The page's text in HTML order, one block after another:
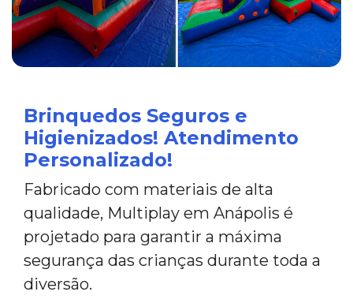
Brinquedos Seguros e
Higienizados! Atendimento
Personalizado!
Fabricado com materiais de alta
qualidade, Multiplay em Anápolis é
projetado para garantir a máxima
segurança das crianças durante toda a
diversão.